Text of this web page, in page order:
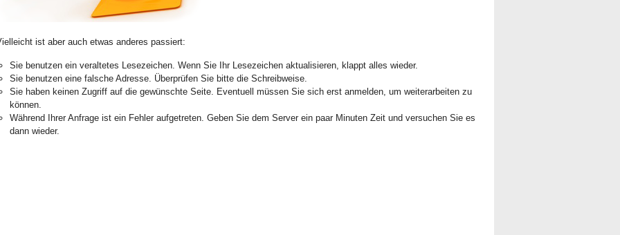
ist aber auch etwas anderes passiert:
Sie benutzen ein veraltetes Lesezeichen. Wenn Sie Ihr Lesezeichen aktualisieren, klappt alles wieder.
Sie benutzen eine falsche Adresse. Überprüfen Sie bitte die Schreibweise.
Sie haben keinen Zugriff auf die gewünschte Seite. Eventuell müssen Sie sich erst anmelden, um weiterarbeiten zu
können.
Während Ihrer Anfrage ist ein Fehler aufgetreten. Geben Sie dem Server ein paar Minuten Zeit und versuchen Sie es
dann wieder.